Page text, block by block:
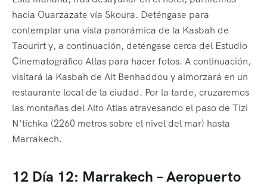
hacia Ouarzazate vía Skoura. Deténgase para
contemplar una vista panorámica de la Kasbah de
Taourirt y, a continuación, deténgase cerca del Estudio
Cinematográfico Atlas para hacer fotos. A continuación,
visitará la Kasbah de Ait Benhaddou y almorzará en un
restaurante local de la ciudad. Por la tarde, cruzaremos
las montañas del Alto Atlas atravesando el paso de Tizi
N’tichka (2260 metros sobre el nivel del mar) hasta
Marrakech.
12 Día 12: Marrakech – Aeropuerto